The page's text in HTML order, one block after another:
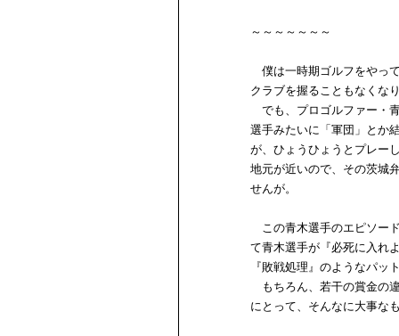
～～～～～～～
僕は一時期ゴルフをやっ
クラブを握ることもなくな
でも、プロゴルファー・
選手みたいに「軍団」とか
が、ひょうひょうとプレー
地元が近いので、その茨城
せんが。
この青木選手のエピソー
て青木選手が『必死に入れ
『敗戦処理』のようなパッ
もちろん、若干の賞金の
にとって、そんなに大事な